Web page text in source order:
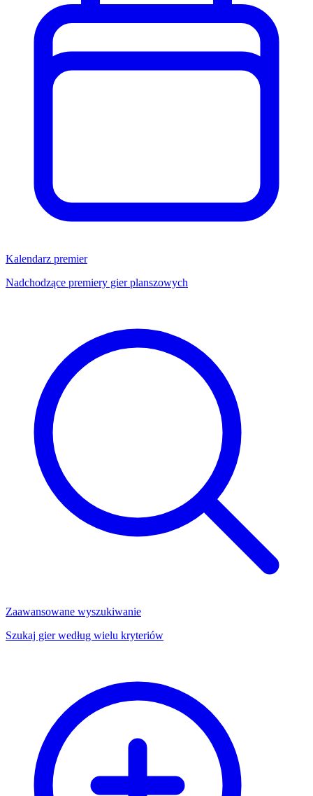
Kalendarz premier
Nadchodzące premiery gier planszowych
Zaawansowane wyszukiwanie
Szukaj gier według wielu kryteriów